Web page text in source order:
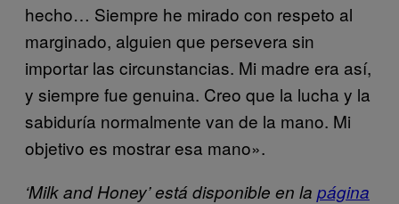
hecho… Siempre he mirado con respeto al
marginado, alguien que persevera sin
importar las circunstancias. Mi madre era así,
y siempre fue genuina. Creo que la lucha y la
sabiduría normalmente van de la mano. Mi
objetivo es mostrar esa mano».
‘Milk and Honey’ está disponible en la página